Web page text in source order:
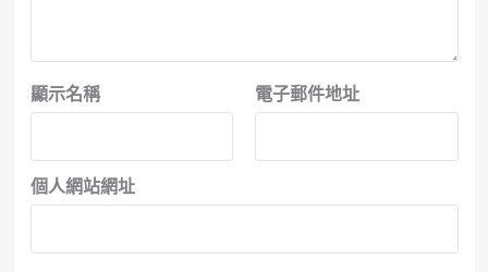
顯示名稱 電子郵件地址
個人網站網址